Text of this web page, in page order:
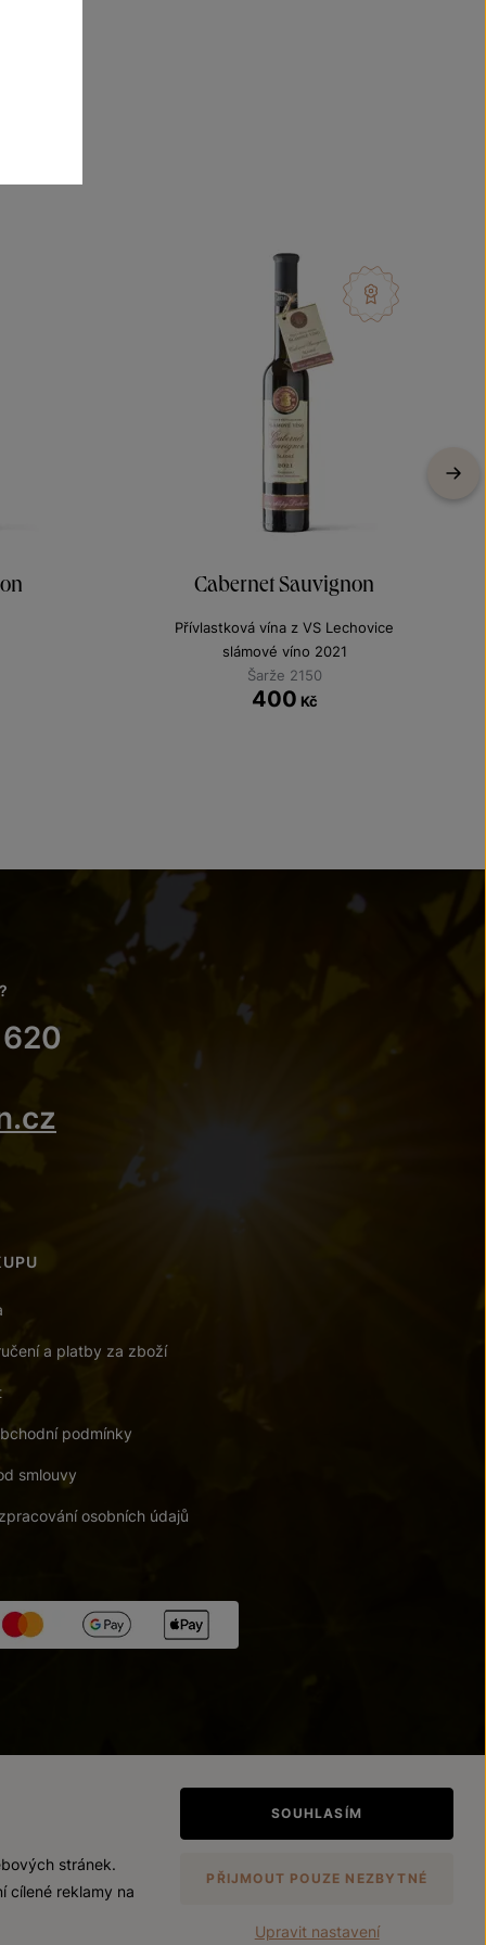
Cabernet Sauvignon
Přívlastková vína z VS Lechovice
slámové víno 2021
Šarže 2150
400 Kč
a platby za zboží
podmínky
smlouvy
osobních údajů
stránek.
cílené reklamy na
SOUHLASÍM
PŘIJMOUT POUZE NEZBYTNÉ
Upravit nastavení